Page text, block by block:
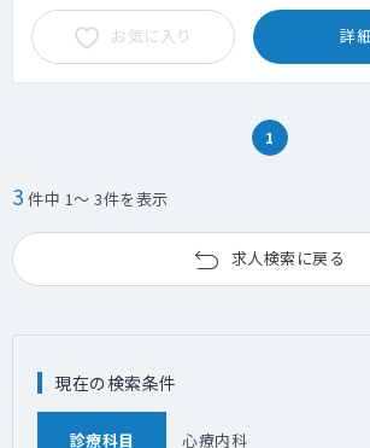
お気に入り 詳
1
3 件中 1～ 3件を表示
求人検索に戻る
現在の検索条件
診療科目 心療内科